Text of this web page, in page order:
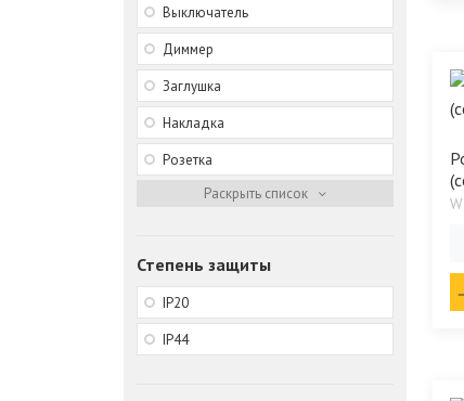
Выключатель
Диммер
Заглушка
Накладка
Розетка
Степень защиты
IP20
IP44